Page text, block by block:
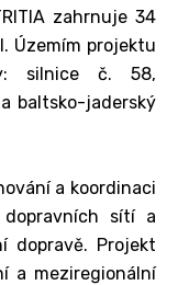
zahrnuje 34
Územím projektu
silnice č. 58,
baltsko-jaderský
a koordinaci
dopravních sítí a
dopravě. Projekt
a meziregionální